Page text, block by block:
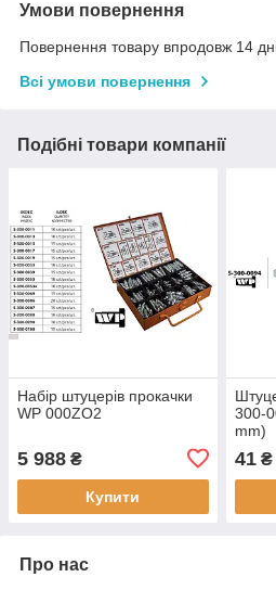
Умови повернення
Повернення товару впродовж 14
Всі умови повернення
Подібні товари компанії
Набір штуцерів прокачки
WP 000ZO2
5 988 ₴
Купити
300-
mm)
41₴
Про нас